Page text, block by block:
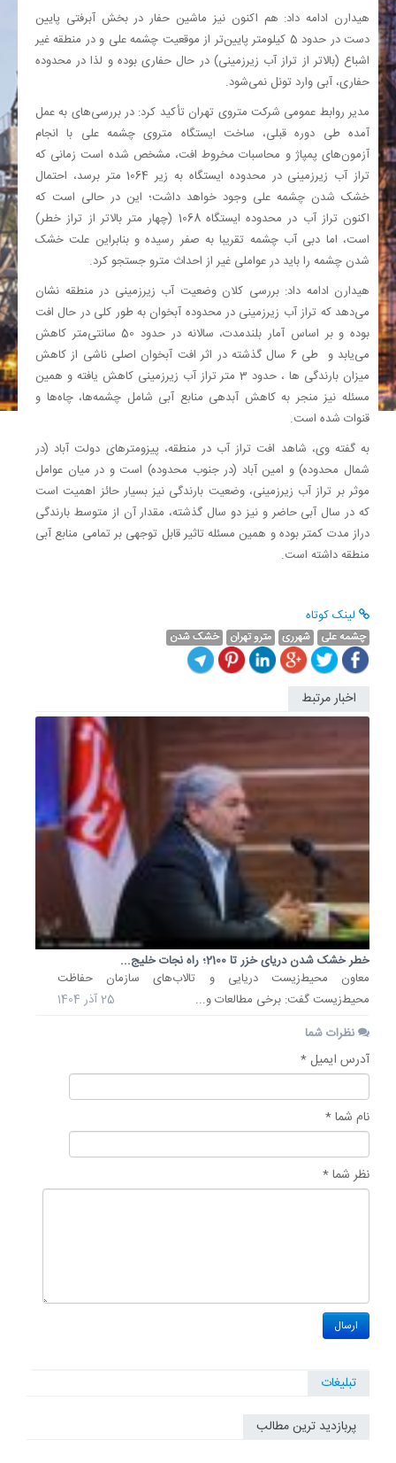
هیدارن ادامه داد: هم اکنون نیز ماشین حفار در بخش آبرفتی پایین
دست در حدود 5 کیلومتر پایین‌تر از موقعیت چشمه علی و در منطقه غیر
اشباع (بالاتر از تراز آب زیرزمینی) در حال حفاری بوده و لذا در محدوده
حفاری، آبی وارد تونل نمی‌شود.
مدیر روابط عمومی شرکت متروی تهران تأکید کرد: در بررسی‌های به‌ عمل‌
آمده طی دوره قبلی، ساخت ایستگاه متروی چشمه علی با انجام
آزمون‌های پمپاژ و محاسبات مخروط افت، مشخص شده است زمانی که
تراز آب زیرزمینی در محدوده ایستگاه به زیر 1064 متر برسد، احتمال
خشک شدن چشمه علی وجود خواهد داشت؛ این در حالی است که
اکنون تراز آب در محدوده ایستگاه 1068 (چهار متر بالاتر از تراز خطر)
است، اما دبی آب چشمه تقریبا به صفر رسیده و بنابراین علت خشک
شدن چشمه را باید در عواملی غیر از احداث مترو جستجو کرد.
هیدارن ادامه داد: بررسی کلان وضعیت آب زیرزمینی در منطقه نشان
می‌دهد که تراز آب زیرزمینی در محدوده آبخوان به طور کلی در حال افت
بوده و بر اساس آمار بلندمدت، سالانه در حدود 50 سانتی‌متر کاهش
می‌یابد و طی 6 سال گذشته در اثر افت آبخوان اصلی ناشی از کاهش
میزان بارندگی ها ، حدود 3 متر تراز آب زیرزمینی کاهش یافته و همین
مسئله نیز منجر به کاهش آبدهی منابع آبی شامل چشمه‌ها، چاه‌ها و
قنوات شده است.
به گفته وی، شاهد افت تراز آب در منطقه، پیزومترهای دولت آباد (در
شمال محدوده) و امین آباد (در جنوب محدوده) است و در میان عوامل
موثر بر تراز آب زیرزمینی، وضعیت بارندگی نیز بسیار حائز اهمیت است
که در سال آبی حاضر و نیز دو سال گذشته، مقدار آن از متوسط بارندگی
دراز مدت کمتر بوده و همین مسئله تاثیر قابل توجهی بر تمامی منابع آبی
منطقه داشته است.
لینک کوتاه
چشمه علی شهرری مترو تهران خشک شدن
اخبار مرتبط
خطر خشک شدن دریای خزر تا 2100؛ راه نجات خلیج...
معاون محیط‌زیست دریایی و تالاب‌های سازمان حفاظت
محیط‌زیست گفت: برخی مطالعات و...
25 آذر 1404
نظرات شما
آدرس ایمیل *
نام شما *
نظر شما *
تبلیغات
پربازدید ترین مطالب